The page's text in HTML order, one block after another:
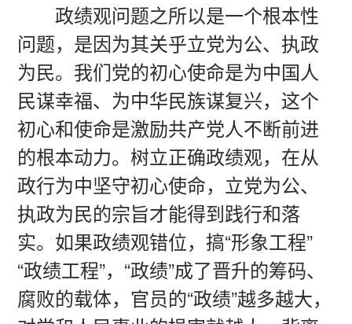
政绩观问题之所以是一个根本性
问题，是因为其关乎立党为公、执政
为民。我们党的初心使命是为中国人
民谋幸福、为中华民族谋复兴，这个
初心和使命是激励共产党人不断前进
的根本动力。树立正确政绩观，在从
政行为中坚守初心使命，立党为公、
执政为民的宗旨才能得到践行和落
实。如果政绩观错位，搞“形象工程”
“政绩工程”，“政绩”成了晋升的筹码、
腐败的载体，官员的“政绩”越多越大，